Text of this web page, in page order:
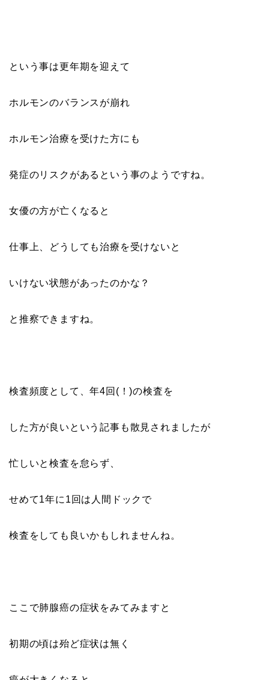
という事は更年期を迎えて
ホルモンのバランスが崩れ
ホルモン治療を受けた方にも
発症のリスクがあるという事のようですね。
女優の方が亡くなると
仕事上、どうしても治療を受けないと
いけない状態があったのかな？
と推察できますね。
検査頻度として、年4回(！)の検査を
した方が良いという記事も散見されましたが
忙しいと検査を怠らず、
せめて1年に1回は人間ドックで
検査をしても良いかもしれませんね。
ここで肺腺癌の症状をみてみますと
初期の頃は殆ど症状は無く